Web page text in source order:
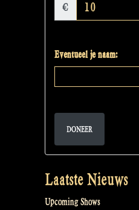
€
Eventueel je naam:
DONEER
Laatste Nieuws
Upcoming Shows